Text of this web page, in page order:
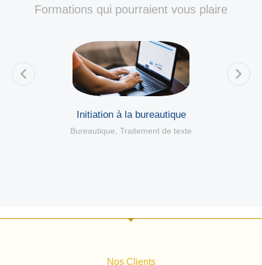
Formations qui pourraient vous plaire
Initiation à la bureautique
Bureautique, Traitement de texte
Nos Clients